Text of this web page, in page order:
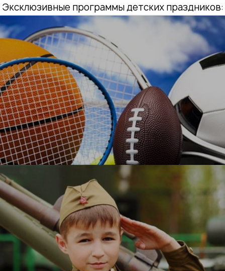
Эксклюзивные программы детских праздников:
О, спорт!
УЗНАТЬ БОЛЬШЕ